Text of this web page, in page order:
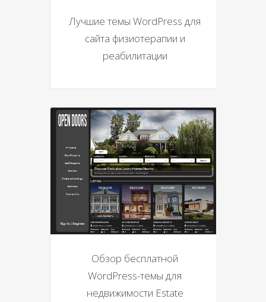
Лучшие темы WordPress для
сайта физиотерапии и
реабилитации
Обзор бесплатной
WordPress-темы для
недвижимости Estate